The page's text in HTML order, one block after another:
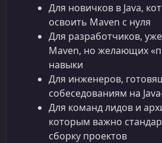
Для новичков в Java,
освоить Maven с нуля
Для разработчиков,
Maven, но желающих
навыки
Для инженеров,
собеседованиям на
Для команд лидов и
которым важно
сборку проектов